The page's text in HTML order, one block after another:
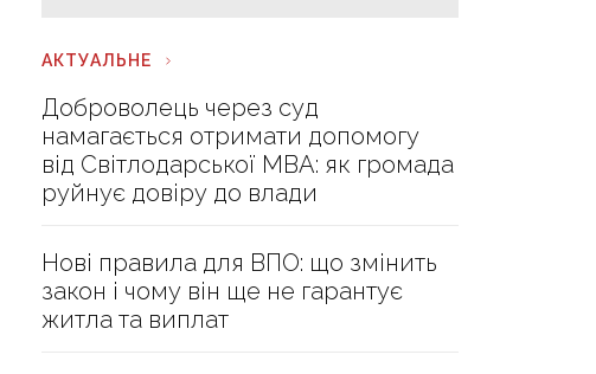
АКТУАЛЬНЕ
Доброволець через суд
намагається отримати допомогу
від Світлодарської МВА: як громада
руйнує довіру до влади
Нові правила для ВПО: що змінить
закон і чому він ще не гарантує
житла та виплат